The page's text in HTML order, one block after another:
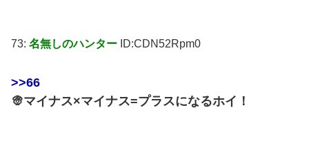
73: 名無しのハンター ID:CDN52Rpm0
>>66
👳マイナス×マイナス=プラスになるホイ！